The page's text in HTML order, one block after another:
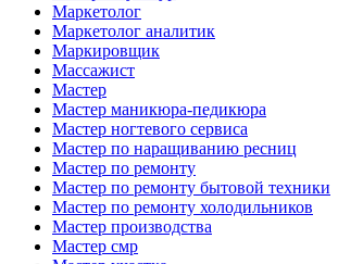
Маркетолог
Маркетолог аналитик
Маркировщик
Массажист
Мастер
Мастер маникюра-педикюра
Мастер ногтевого сервиса
Мастер по наращиванию ресниц
Мастер по ремонту
Мастер по ремонту бытовой техники
Мастер по ремонту холодильников
Мастер производства
Мастер смр